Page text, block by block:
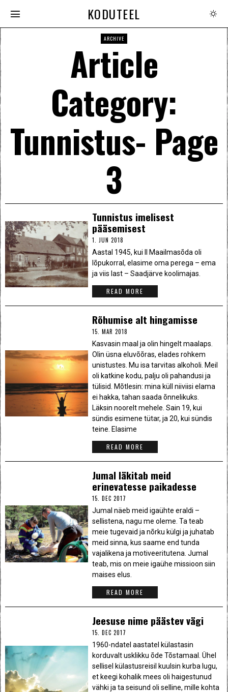
KODUTEEL
ARCHIVE
Article
Category:
Tunnistus- Page
3
Tunnistus imelisest
pääsemisest
1. JUN 2018
Aastal 1945, kui II Maailmasõda oli
lõpukorral, elasime oma perega – ema
ja viis last – Saadjärve koolimajas.
READ MORE
Rõhumise alt hingamisse
15. MAR 2018
Kasvasin maal ja olin hingelt maalaps.
Olin üsna eluvõõras, elades rohkem
unistustes. Mu isa tarvitas alkoholi. Meil
oli katkine kodu, palju oli pahandusi ja
tülisid. Mõtlesin: mina küll niiviisi elama
ei hakka, tahan saada õnnelikuks.
Läksin noorelt mehele. Sain 19, kui
sündis esimene tütar, ja 20, kui sündis
teine. Elasime
READ MORE
Jumal läkitab meid
erinevatesse paikadesse
15. DEC 2017
Jumal näeb meid igaühte eraldi –
sellistena, nagu me oleme. Ta teab
meie tugevaid ja nõrku külgi ja juhatab
meid sinna, kus saame end tunda
vajalikena ja motiveeritutena. Jumal
teab, mis on meie igaühe missioon siin
maises elus.
READ MORE
Jeesuse nime päästev vägi
15. DEC 2017
1960-ndatel aastatel külastasin
korduvalt usklikku õde Tõstamaal. Ühel
sellisel külastusreisil kuulsin kurba lugu,
et keegi kohalik mees oli haigestunud
vähki ja ta seisund oli selline, mille kohta